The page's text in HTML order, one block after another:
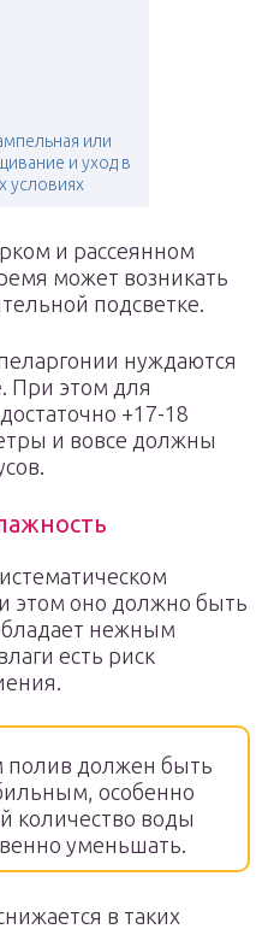
или
и уход в
условиях
и рассеянном
может возникать
подсветке.
нуждаются
При этом для
+17-18
и вовсе должны
этом оно должно быть
нежным
есть риск
полив должен быть
особенно
количество воды
уменьшать.
в таких